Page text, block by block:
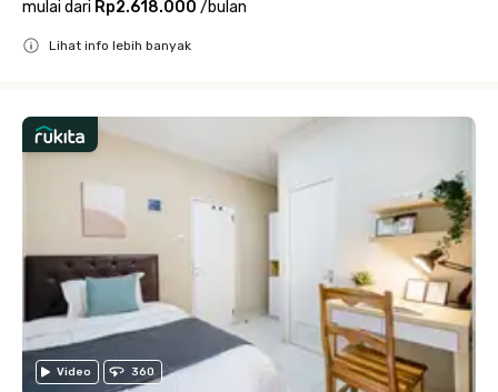
mulai dari Rp2.618.000 /bulan
Lihat info lebih banyak
Video 360